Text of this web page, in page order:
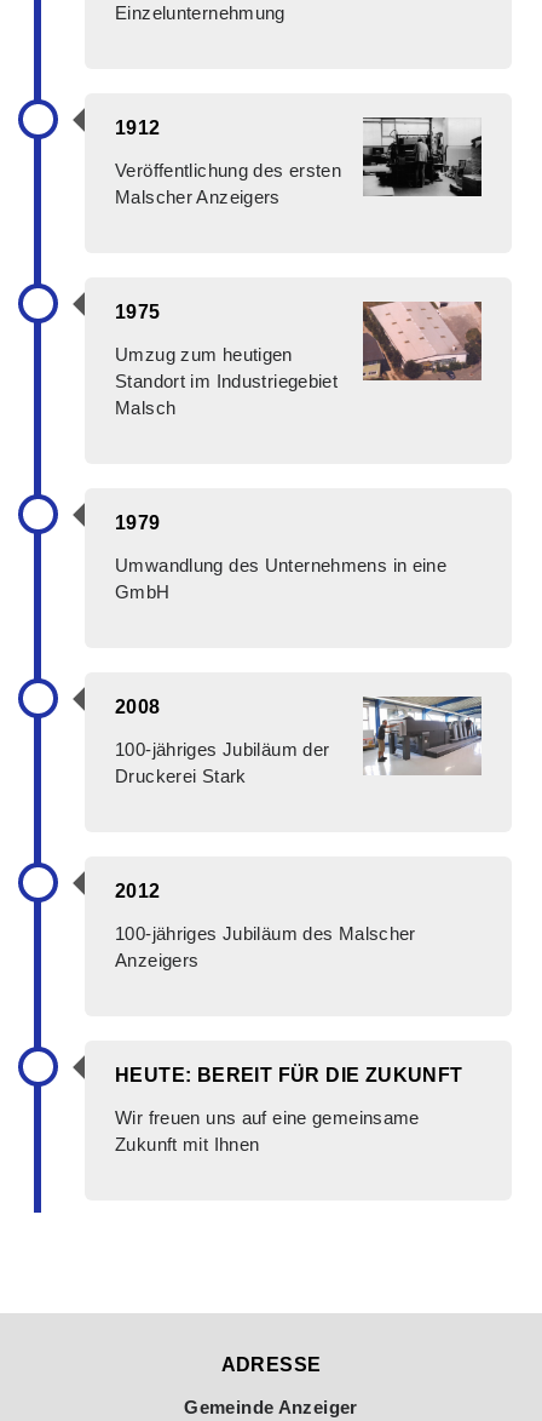
Einzelunternehmung
1912
Veröffentlichung des ersten
Malscher Anzeigers
1975
Umzug zum heutigen
Standort im Industriegebiet
Malsch
1979
Umwandlung des Unternehmens in eine
GmbH
2008
100-jähriges Jubiläum der
Druckerei Stark
2012
100-jähriges Jubiläum des Malscher
Anzeigers
HEUTE: BEREIT FÜR DIE ZUKUNFT
Wir freuen uns auf eine gemeinsame
Zukunft mit Ihnen
ADRESSE
Gemeinde Anzeiger